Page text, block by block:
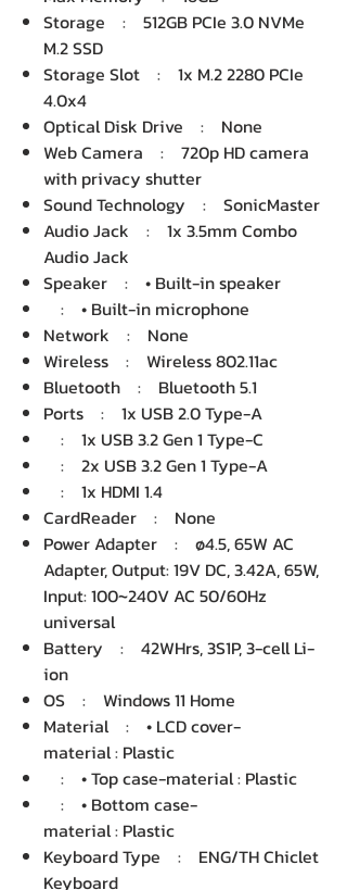
Storage : 512GB PCIe 3.0 NVMe
M.2 SSD
Storage Slot : 1x M.2 2280 PCIe
4.0x4
Optical Disk Drive : None
Web Camera : 720p HD camera
with privacy shutter
Sound Technology : SonicMaster
Audio Jack : 1x 3.5mm Combo
Audio Jack
Speaker : • Built-in speaker
: • Built-in microphone
Network : None
Wireless : Wireless 802.11ac
Bluetooth : Bluetooth 5.1
Ports : 1x USB 2.0 Type-A
: 1x USB 3.2 Gen 1 Type-C
: 2x USB 3.2 Gen 1 Type-A
: 1x HDMI 1.4
CardReader : None
Power Adapter : ø4.5, 65W AC
Adapter, Output: 19V DC, 3.42A, 65W,
Input: 100~240V AC 50/60Hz
universal
Battery : 42WHrs, 3S1P, 3-cell Li-
ion
OS : Windows 11 Home
Material : • LCD cover-
material : Plastic
: • Top case-material : Plastic
: • Bottom case-
material : Plastic
Keyboard Type : ENG/TH Chiclet
Keyboard